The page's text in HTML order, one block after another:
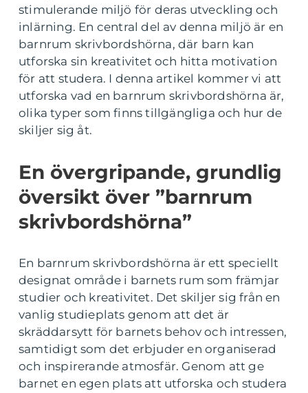
stimulerande miljö för deras utveckling och
inlärning. En central del av denna miljö är en
barnrum skrivbordshörna, där barn kan
utforska sin kreativitet och hitta motivation
för att studera. I denna artikel kommer vi att
utforska vad en barnrum skrivbordshörna är,
olika typer som finns tillgängliga och hur de
skiljer sig åt.
En övergripande, grundlig
översikt över ”barnrum
skrivbordshörna”
En barnrum skrivbordshörna är ett speciellt
designat område i barnets rum som främjar
studier och kreativitet. Det skiljer sig från en
vanlig studieplats genom att det är
skräddarsytt för barnets behov och intressen,
samtidigt som det erbjuder en organiserad
och inspirerande atmosfär. Genom att ge
barnet en egen plats att utforska och studera